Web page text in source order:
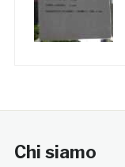
Chi siamo